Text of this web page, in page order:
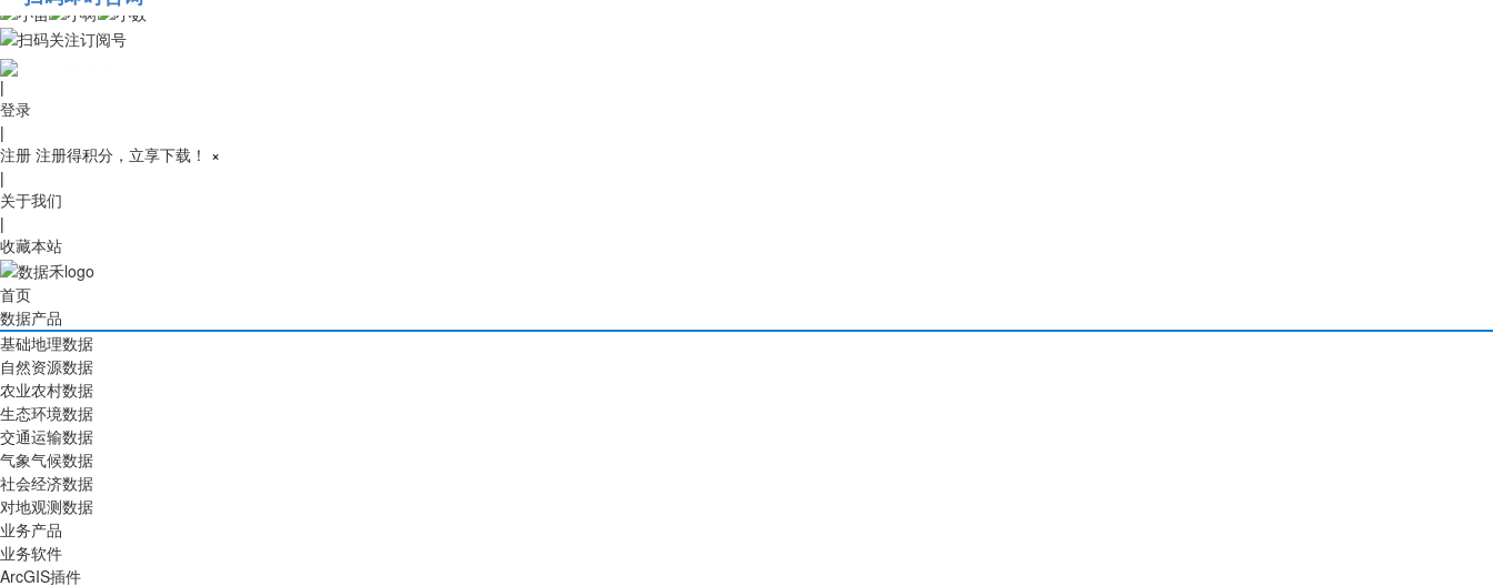
010-53689091
|
登录
|
注册 注册得积分，立享下载！ ×
|
关于我们
|
收藏本站
首页
数据产品
基础地理数据
自然资源数据
农业农村数据
生态环境数据
交通运输数据
气象气候数据
社会经济数据
对地观测数据
业务产品
业务软件
ArcGIS插件